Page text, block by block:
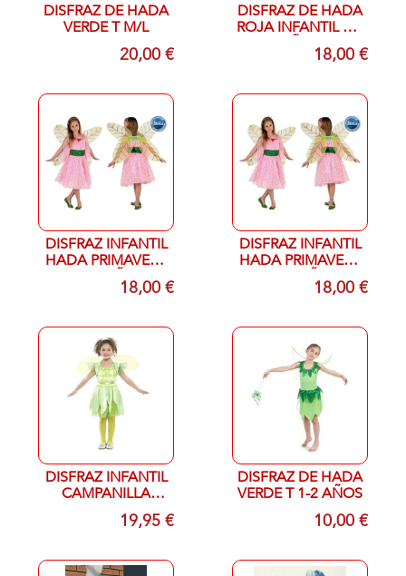
DISFRAZ DE HADA
VERDE T M/L
20,00 €
DISFRAZ DE HADA
ROJA INFANTIL 3-5
AÑOS18,00 €
DISFRAZ INFANTIL
HADA PRIMAVERA
T-3/5 AÑOS18,00 €
DISFRAZ INFANTIL
HADA PRIMAVERA
T 5-6 AÑOS18,00 €
DISFRAZ INFANTIL
CAMPANILLA
VERDE T 3-4
ASÑOS19,95 €
DISFRAZ DE HADA
VERDE T 1-2 AÑOS
10,00 €